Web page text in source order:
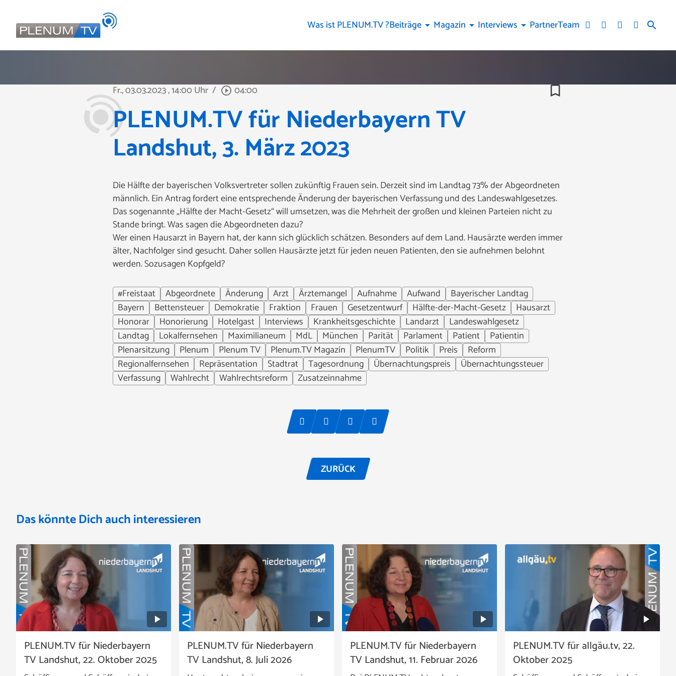
search
Was ist PLENUM.TV ?Beiträge arrow_drop_down Magazin arrow_drop_down Interviews arrow_drop_down PartnerTeam
Fr., 03.03.2023, 14:00 Uhr / play_circle_outline 04:00 bookmark_border
PLENUM.TV für Niederbayern TV
Landshut, 3. März 2023
Die Hälfte der bayerischen Volksvertreter sollen zukünftig Frauen sein. Derzeit sind im Landtag 73% der Abgeordneten
männlich. Ein Antrag fordert eine entsprechende Änderung der bayerischen Verfassung und des Landeswahlgesetzes.
Das sogenannte „Hälfte der Macht-Gesetz“ will umsetzen, was die Mehrheit der großen und kleinen Parteien nicht zu
Stande bringt. Was sagen die Abgeordneten dazu?
Wer einen Hausarzt in Bayern hat, der kann sich glücklich schätzen. Besonders auf dem Land. Hausärzte werden immer
älter, Nachfolger sind gesucht. Daher sollen Hausärzte jetzt für jeden neuen Patienten, den sie aufnehmen belohnt
werden. Sozusagen Kopfgeld?
#Freistaat
Abgeordnete Änderung Arzt Ärztemangel Aufnahme Aufwand
Bayerischer Landtag
Bayern
Bettensteuer Demokratie Fraktion Frauen Gesetzentwurf Hälfte-der-Macht-Gesetz
Hausarzt
Honorar
Honorierung Hotelgast Interviews Krankheitsgeschichte Landarzt
Landeswahlgesetz
Landtag
Lokalfernsehen Maximilianeum MdL München Parität Parlament Patient
Patientin
Plenarsitzung
Plenum Plenum TV Plenum.TV Magazin PlenumTV Politik Preis
Reform
Regionalfernsehen
Repräsentation Stadtrat Tagesordnung Übernachtungspreis
Übernachtungssteuer
Verfassung
Wahlrecht Wahlrechtsreform Zusatzeinnahme
ZURÜCK
Das könnte Dich auch interessieren
PLENUM.TV für Niederbayern
TV Landshut, 22. Oktober 2025
PLENUM.TV für Niederbayern
TV Landshut, 8. Juli 2026
PLENUM.TV für Niederbayern
TV Landshut, 11. Februar 2026
PLENUM.TV für allgäu.tv, 22.
Oktober 2025